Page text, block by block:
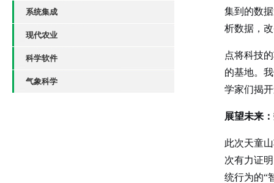
系统集成
现代农业
科学软件
气象科学
集到的数
析数据，
点将科技
的基地。
学家们揭
展望未来
此次天童
次有力证
统行为的“